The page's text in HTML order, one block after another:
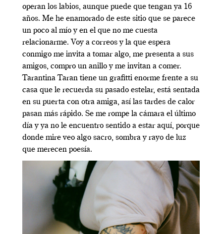
operan los labios, aunque puede que tengan ya 16
años. Me he enamorado de este sitio que se parece
un poco al mío y en el que no me cuesta
relacionarme. Voy a correos y la que espera
conmigo me invita a tomar algo, me presenta a sus
amigos, compro un anillo y me invitan a comer.
Tarantina Taran tiene un grafitti enorme frente a su
casa que le recuerda su pasado estelar, está sentada
en su puerta con otra amiga, así las tardes de calor
pasan más rápido. Se me rompe la cámara el último
día y ya no le encuentro sentido a estar aquí, porque
donde mire veo algo sacro, sombra y rayo de luz
que merecen poesía.